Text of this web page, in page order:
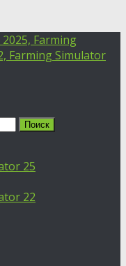
Farming
Farming Simulator
25
22